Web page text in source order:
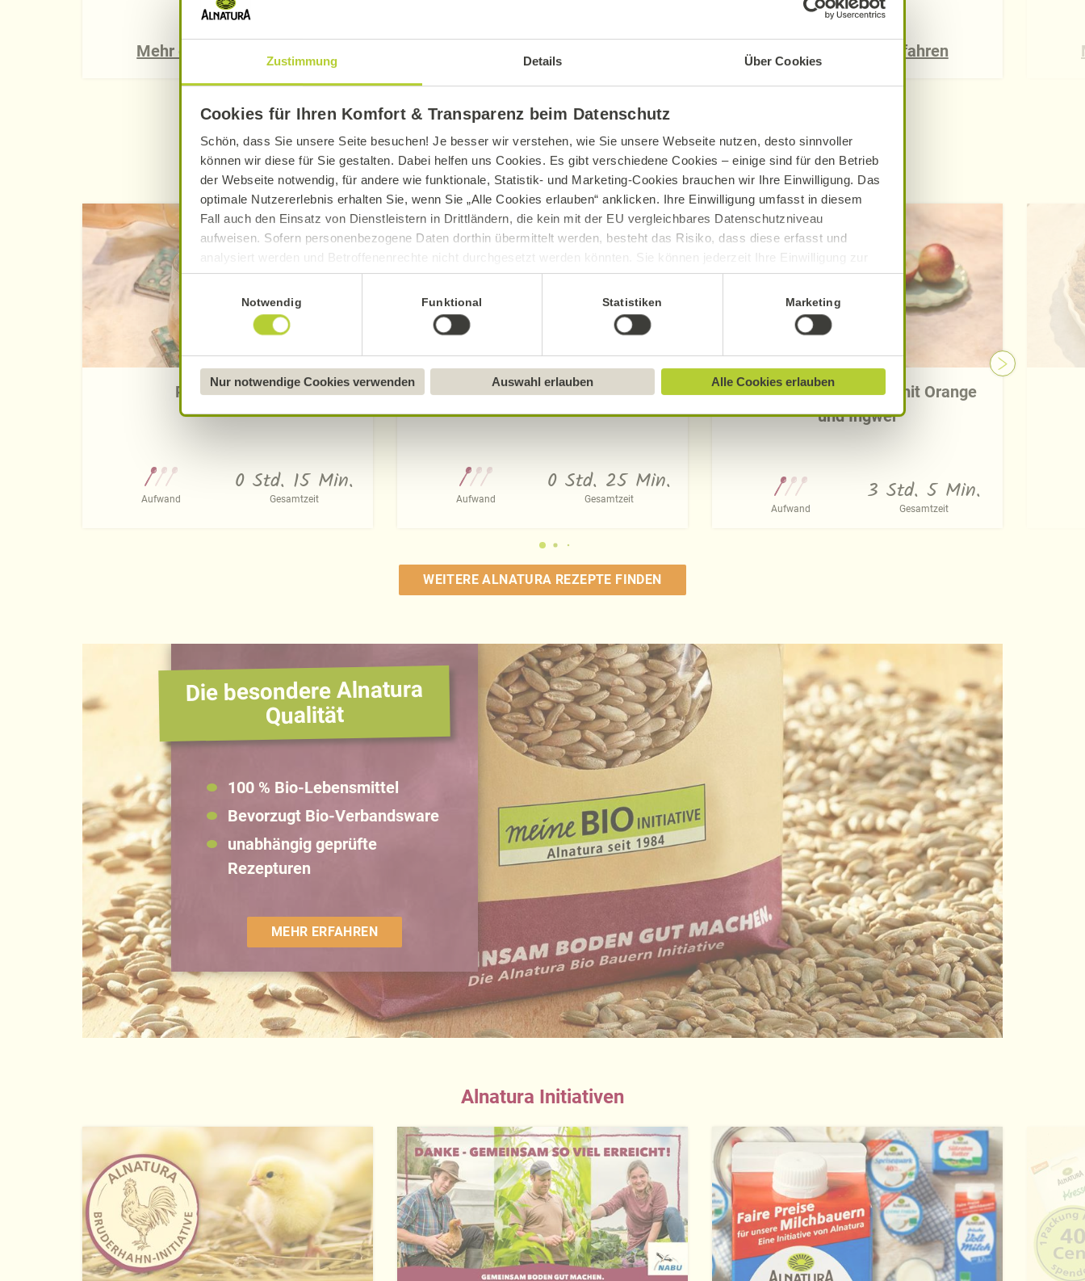
Zustimmung Details Über Cookies
Cookies für Ihren Komfort & Transparenz beim Datenschutz
Schön, dass Sie unsere Seite besuchen! Je besser wir verstehen, wie Sie unsere Webseite nutzen, desto sinnvoller
können wir diese für Sie gestalten. Dabei helfen uns Cookies. Es gibt verschiedene Cookies – einige sind für den Betrieb
der Webseite notwendig, für andere wie funktionale, Statistik- und Marketing-Cookies brauchen wir Ihre Einwilligung. Das
optimale Nutzererlebnis erhalten Sie, wenn Sie „Alle Cookies erlauben“ anklicken. Ihre Einwilligung umfasst in diesem
Fall auch den Einsatz von Dienstleistern in Drittländern, die kein mit der EU vergleichbares Datenschutzniveau
aufweisen. Sofern personenbezogene Daten dorthin übermittelt werden, besteht das Risiko, dass diese erfasst und
analysiert werden und Betroffenenrechte nicht durchgesetzt werden könnten. Sie können jederzeit Ihre Einwilligung zur
Datenverarbeitung und -übermittlung widerrufen und Tools deaktivieren. Ausführliche Informationen finden Sie in unserer
Datenschutzerklärung
Näheres über uns erfahren Sie in unseremImpressum
Notwendig Funktional Statistiken Marketing
Nur notwendige Cookies verwenden Auswahl erlauben Alle Cookies erlauben
Mehr erfahren Mehr erfahren
Entdecken Sie die neuen Alnatura Rezepte
Pfirsich-Eistee
Aufwand
0 Std. 15 Min.
Gesamtzeit
Reis-Kokos-Kugeln mit Mangosauce
Aufwand
0 Std. 25 Min.
Gesamtzeit
Nektarinen-Smoothie mit Orange
und Ingwer
Aufwand
3 Std. 5 Min.
Gesamtzeit
WEITERE ALNATURA REZEPTE FINDEN
Die besondere Alnatura
Qualität
100 % Bio-Lebensmittel
Bevorzugt Bio-Verbandsware
unabhängig geprüfte
Rezepturen
MEHR ERFAHREN
Alnatura Initiativen